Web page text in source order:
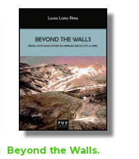
Beyond the Walls.